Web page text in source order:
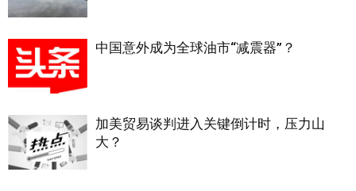
中国意外成为全球油市“减震器”？
加美贸易谈判进入关键倒计时，压力山
大？